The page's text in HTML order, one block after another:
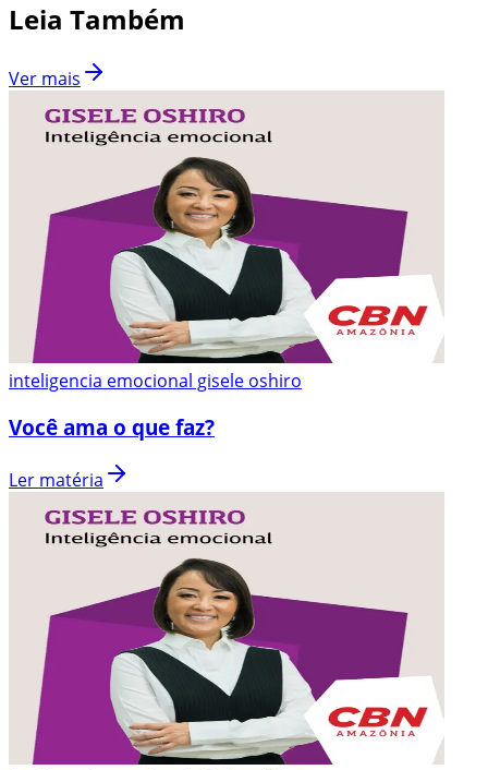
Leia Também
Ver mais
inteligencia emocional gisele oshiro
Você ama o que faz?
Ler matéria